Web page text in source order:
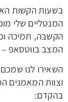
בשעות הקשות
המנטליים שלי
הקשבה, תמיכה
המצב בווטסאפ –
השאירו לנו
וצוות המאמנים
בהקדם: